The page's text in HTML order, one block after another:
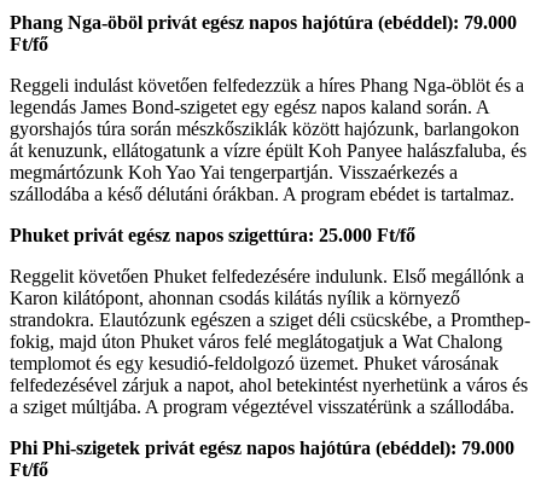
Phang Nga-öböl privát egész napos hajótúra (ebéddel): 79.000
Ft/fő
Reggeli indulást követően felfedezzük a híres Phang Nga-öblöt és a
legendás James Bond-szigetet egy egész napos kaland során. A
gyorshajós túra során mészkősziklák között hajózunk, barlangokon
át kenuzunk, ellátogatunk a vízre épült Koh Panyee halászfaluba, és
megmártózunk Koh Yao Yai tengerpartján. Visszaérkezés a
szállodába a késő délutáni órákban. A program ebédet is tartalmaz.
Phuket privát egész napos szigettúra: 25.000 Ft/fő
Reggelit követően Phuket felfedezésére indulunk. Első megállónk a
Karon kilátópont, ahonnan csodás kilátás nyílik a környező
strandokra. Elautózunk egészen a sziget déli csücskébe, a Promthep-
fokig, majd úton Phuket város felé meglátogatjuk a Wat Chalong
templomot és egy kesudió-feldolgozó üzemet. Phuket városának
felfedezésével zárjuk a napot, ahol betekintést nyerhetünk a város és
a sziget múltjába. A program végeztével visszatérünk a szállodába.
Phi Phi-szigetek privát egész napos hajótúra (ebéddel): 79.000
Ft/fő